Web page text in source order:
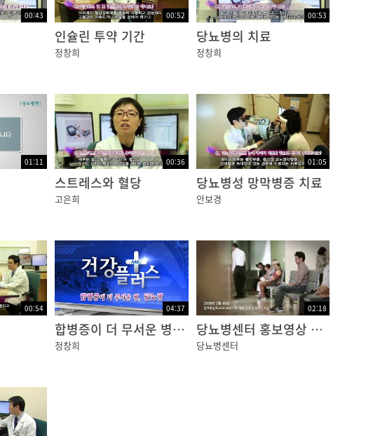
00:43 00:52
인슐린 투약 기간
정창희
00:53
당뇨병의 치료
정창희
01:11 00:36
스트레스와 혈당
고은희
01:05
당뇨병성 망막병증 치료
안보경
00:54 04:37
합병증이 더 무서운 병, 당뇨병
정창희
02:18
당뇨병센터 홍보영상 국문
당뇨병센터